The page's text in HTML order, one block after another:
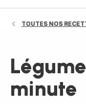
TOUTES NOS
minute